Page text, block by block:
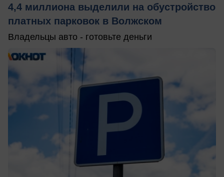
4,4 миллиона выделили на обустройство
платных парковок в Волжском
Владельцы авто - готовьте деньги